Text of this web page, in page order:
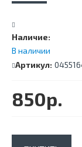
Наличие:
В наличии
Артикул:
850р.